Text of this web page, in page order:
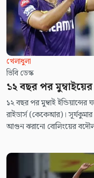
খেলাধুলা
ভিবি ডেস্ক
১২ বছর পর
১২ বছর পর মুম্বাই
রাইডার্স (কেকেআর)।
আগুন ঝরানো বোলিংয়ের
২০১২ সালে সর্বশেষ জয়